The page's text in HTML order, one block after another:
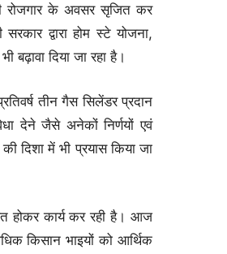
रोजगार के अवसर सृजित कर
द्वारा होम स्टे योजना,
बढ़ावा दिया जा रहा है।
तीन गैस सिलेंडर प्रदान
देने जैसे अनेकों निर्णयों एवं
दिशा में भी प्रयास किया जा
होकर कार्य कर रही है। आज
किसान भाइयों को आर्थिक